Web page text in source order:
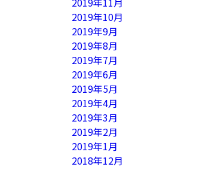
2019年10月
2019年9月
2019年8月
2019年7月
2019年6月
2019年5月
2019年4月
2019年3月
2019年2月
2019年1月
2018年12月